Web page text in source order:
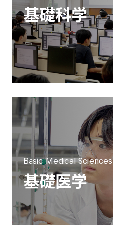
基礎科学
Basic Medical Sciences
基礎医学